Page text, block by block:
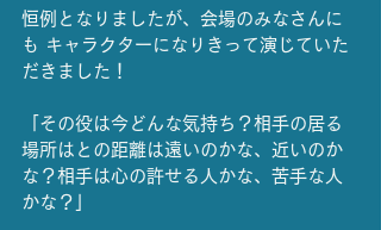
恒例となりましたが、会場のみなさんに
も キャラクターになりきって演じていた
だきました！
「その役は今どんな気持ち？相手の居る
場所はとの距離は遠いのかな、近いのか
な？相手は心の許せる人かな、苦手な人
かな？」